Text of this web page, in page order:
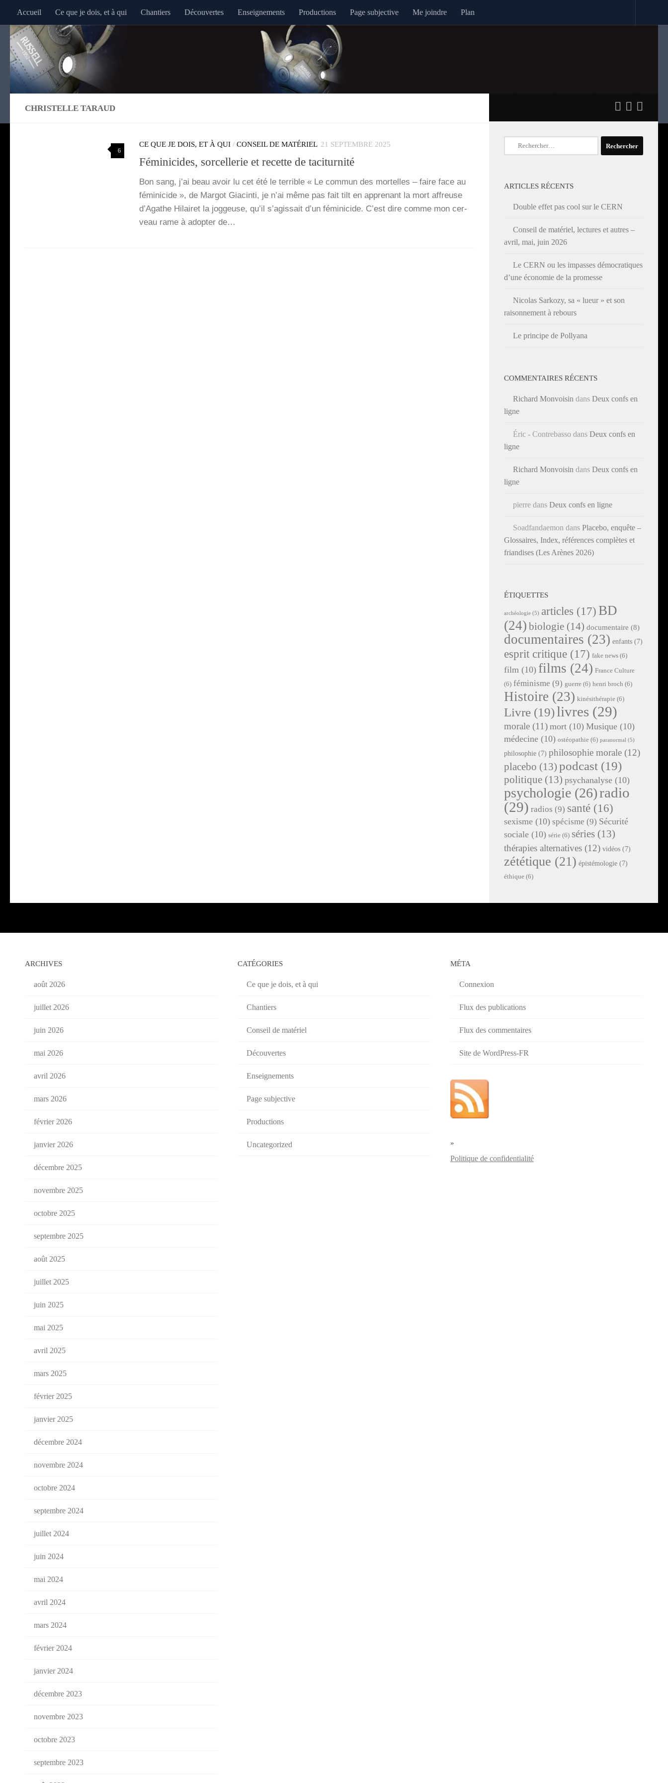
Au dessous du contenu
Accueil Ce que je dois, et à qui Chantiers Découvertes Enseignements Productions Page subjective Me joindre Plan
CHRISTELLE TARAUD
6
CE QUE JE DOIS, ET À QUI / CONSEIL DE MATÉRIEL 21 SEPTEMBRE 2025
Féminicides, sorcellerie et recette de taciturnité
Bon sang, j’ai beau avoir lu cet été le ter­rible « Le com­mun des mor­telles – faire face au
fémi­ni­cide », de Mar­got Gia­cin­ti, je n’ai même pas fait tilt en appre­nant la mort affreuse
d’A­gathe Hilai­ret la jog­geuse, qu’il s’a­gis­sait d’un fémi­ni­cide. C’est dire comme mon cer­
veau rame à adop­ter de…
Rechercher :
ARTICLES RÉCENTS
Double effet pas cool sur le CERN
Conseil de matériel, lectures et autres –
avril, mai, juin 2026
Le CERN ou les impasses démocratiques
d’une économie de la promesse
Nicolas Sarkozy, sa « lueur » et son
raisonnement à rebours
Le principe de Pollyana
COMMENTAIRES RÉCENTS
Richard Monvoisin dans Deux confs en
ligne
Éric - Contrebasso dans Deux confs en
ligne
Richard Monvoisin dans Deux confs en
ligne
pierre dans Deux confs en ligne
Soadfandaemon dans Placebo, enquête –
Glossaires, Index, références complètes et
friandises (Les Arènes 2026)
ÉTIQUETTES
archéologie (5) articles (17) BD
(24) biologie (14) documentaire (8)
documentaires (23) enfants (7)
esprit critique (17) fake news (6)
film (10) films (24) France Culture
(6) féminisme (9) guerre (6) henri broch (6)
Histoire (23) kinésithérapie (6)
Livre (19)livres (29)
morale (11) mort (10) Musique (10)
médecine (10) ostéopathie (6) paranormal (5)
philosophie (7) philosophie morale (12)
placebo (13) podcast (19)
politique (13) psychanalyse (10)
psychologie (26)radio
(29) radios (9) santé (16)
sexisme (10) spécisme (9) Sécurité
sociale (10) série (6) séries (13)
thérapies alternatives (12) vidéos (7)
zététique (21) épistémologie (7)
éthique (6)
ARCHIVES
août 2026
juillet 2026
juin 2026
mai 2026
avril 2026
mars 2026
février 2026
janvier 2026
décembre 2025
novembre 2025
octobre 2025
septembre 2025
août 2025
juillet 2025
juin 2025
mai 2025
avril 2025
mars 2025
février 2025
janvier 2025
décembre 2024
novembre 2024
octobre 2024
septembre 2024
juillet 2024
juin 2024
mai 2024
avril 2024
mars 2024
février 2024
janvier 2024
décembre 2023
novembre 2023
octobre 2023
septembre 2023
CATÉGORIES
Ce que je dois, et à qui
Chantiers
Conseil de matériel
Découvertes
Enseignements
Page subjective
Productions
Uncategorized
MÉTA
Connexion
Flux des publications
Flux des commentaires
Site de WordPress-FR
»
Politique de confidentialité